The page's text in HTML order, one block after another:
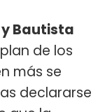
y Bautista
de los
más se
declararse